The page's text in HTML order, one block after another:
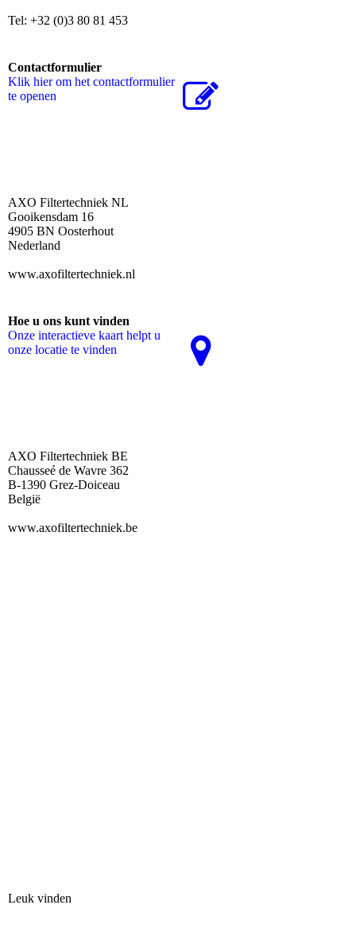
Tel: +32 (0)3 80 81 453
Contactformulier
Klik hier om het contactformulier
te openen
AXO Filtertechniek NL
Gooikensdam 16
4905 BN Oosterhout
Nederland
www.axofiltertechniek.nl
Hoe u ons kunt vinden
Onze interactieve kaart helpt u
onze locatie te vinden
AXO Filtertechniek BE
Chausseé de Wavre 362
B-1390 Grez-Doiceau
België
www.axofiltertechniek.be
Leuk vinden